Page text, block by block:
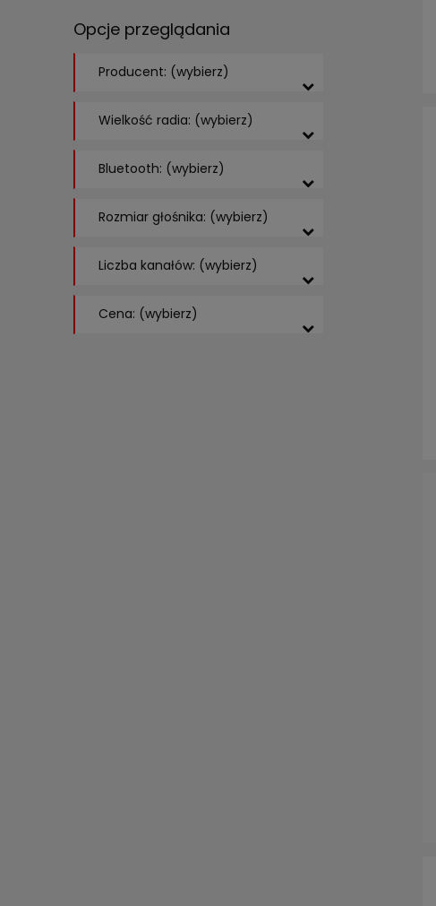
Opcje przeglądania
Producent: (wybierz)
Wielkość radia: (wybierz)
Bluetooth: (wybierz)
Rozmiar głośnika: (wybierz)
Liczba kanałów: (wybierz)
Cena: (wybierz)